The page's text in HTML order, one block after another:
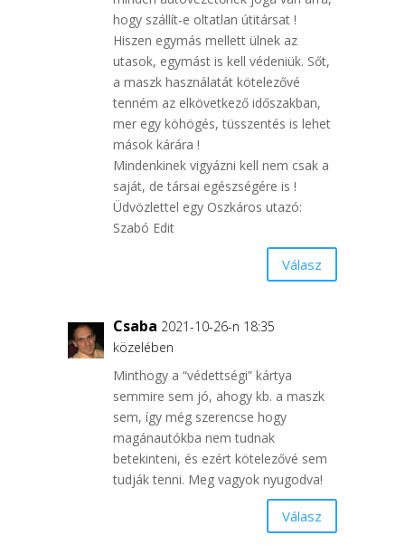
hogy szállít-e oltatlan útitársat !
Hiszen egymás mellett ülnek az
utasok, egymást is kell védeniük. Sőt,
a maszk használatát kötelezővé
tenném az elkövetkező időszakban,
mer egy köhögés, tüsszentés is lehet
mások kárára !
Mindenkinek vigyázni kell nem csak a
saját, de társai egészségére is !
Üdvözlettel egy Oszkáros utazó:
Szabó Edit
Válasz
Csaba 2021-10-26-n 18:35
közelében
Minthogy a “védettségi” kártya
semmire sem jó, ahogy kb. a maszk
sem, így még szerencse hogy
magánautókba nem tudnak
betekinteni, és ezért kötelezővé sem
tudják tenni. Meg vagyok nyugodva!
Válasz